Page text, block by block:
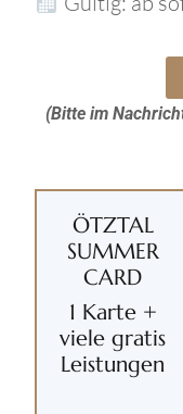
(Bitte im
ÖTZTAL
SUMMER
CARD
1 Karte +
viele gratis
Leistungen